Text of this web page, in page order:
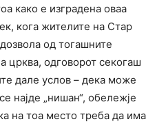
како е изградена оваа
кога жителите на Стар
од тогашните
црква, одговорот секогаш
дале услов – дека може
најде „нишан“, обележје
на тоа место треба да има